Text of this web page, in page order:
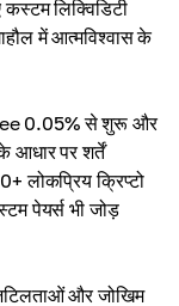
लिक्विडिटी
में आत्मविश्वास के
0.05% से शुरू और
आधार पर शर्तें
लोकप्रिय क्रिप्टो
पेयर्स भी जोड़
और जोखिम